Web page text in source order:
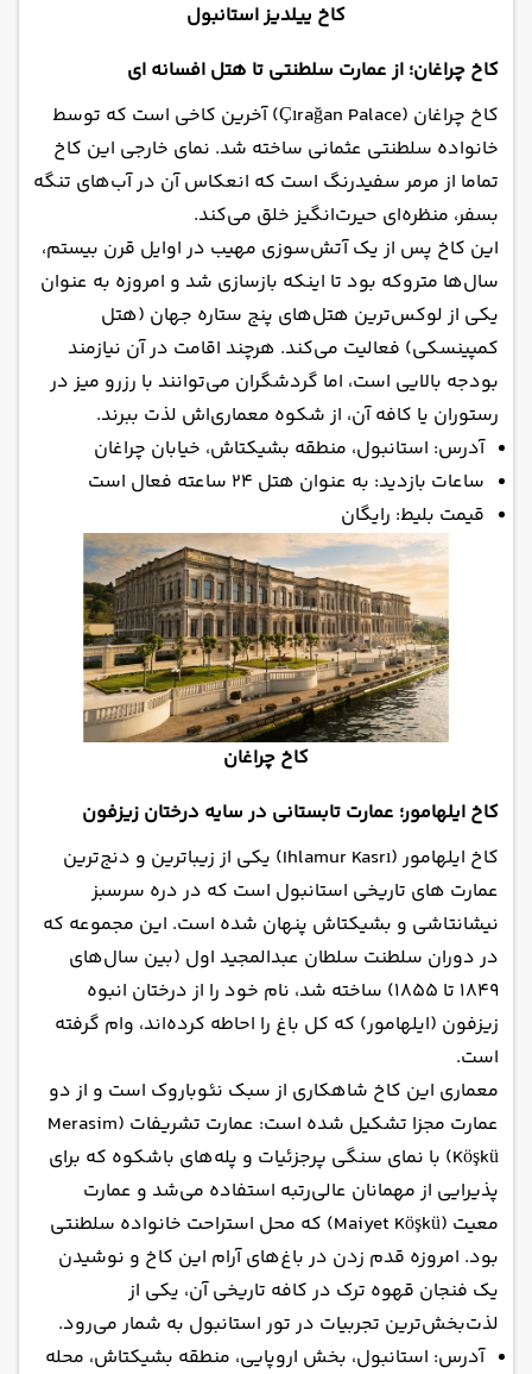
کاخ ییلدیز استانبول
کاخ چراغان؛ از عمارت سلطنتی تا هتل افسانه ای
کاخ چراغان (Çırağan Palace) آخرین کاخی است که توسط
خانواده سلطنتی عثمانی ساخته شد. نمای خارجی این کاخ
تماما از مرمر سفیدرنگ است که انعکاس آن در آب‌های تنگه
بسفر، منظره‌ای حیرت‌انگیز خلق می‌کند.
این کاخ پس از یک آتش‌سوزی مهیب در اوایل قرن بیستم،
سال‌ها متروکه بود تا اینکه بازسازی شد و امروزه به عنوان
یکی از لوکس‌ترین هتل‌های پنج ستاره جهان (هتل
کمپینسکی) فعالیت می‌کند. هرچند اقامت در آن نیازمند
بودجه بالایی است، اما گردشگران می‌توانند با رزرو میز در
رستوران یا کافه آن، از شکوه معماری‌اش لذت ببرند.
آدرس: استانبول، منطقه بشیکتاش، خیابان چراغان
ساعات بازدید: به عنوان هتل ۲۴ ساعته فعال است
قیمت بلیط: رایگان
کاخ چراغان
کاخ ایلهامور؛ عمارت تابستانی در سایه درختان زیزفون
کاخ ایلهامور (Ihlamur Kasrı) یکی از زیباترین و دنج‌ترین
عمارت های تاریخی استانبول است که در دره سرسبز
نیشانتاشی و بشیکتاش پنهان شده است. این مجموعه که
در دوران سلطنت سلطان عبدالمجید اول (بین سال‌های
۱۸۴۹ تا ۱۸۵۵) ساخته شد، نام خود را از درختان انبوه
زیزفون (ایلهامور) که کل باغ را احاطه کرده‌اند، وام گرفته
است.
معماری این کاخ شاهکاری از سبک نئوباروک است و از دو
عمارت مجزا تشکیل شده است: عمارت تشریفات (Merasim
Köşkü) با نمای سنگی پرجزئیات و پله‌های باشکوه که برای
پذیرایی از مهمانان عالی‌رتبه استفاده می‌شد و عمارت
معیت (Maiyet Köşkü) که محل استراحت خانواده سلطنتی
بود. امروزه قدم زدن در باغ‌های آرام این کاخ و نوشیدن
یک فنجان قهوه ترک در کافه تاریخی آن، یکی از
لذت‌بخش‌ترین تجربیات در تور استانبول به شمار می‌رود.
آدرس: استانبول، بخش اروپایی، منطقه بشیکتاش، محله